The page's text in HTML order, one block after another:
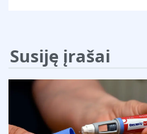
Susiję įrašai